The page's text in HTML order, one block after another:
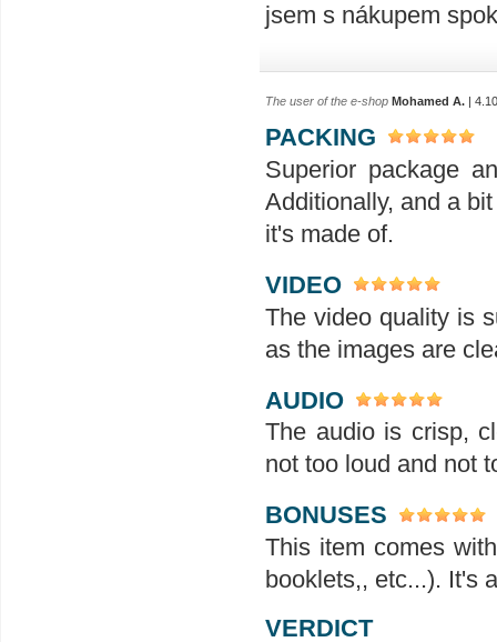
jsem s nákupem
The user of the e-shop Mohamed A. |
PACKING
Superior package
Additionally, and a
it's made of.
VIDEO
The video quality is
as the images are
AUDIO
The audio is crisp,
not too loud and not
BONUSES
This item comes
booklets,, etc...). It's
VERDICT